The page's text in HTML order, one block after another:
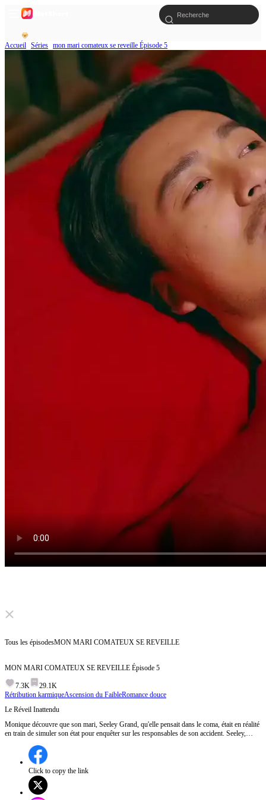
Accueil Séries mon mari comateux se reveille Épisode 5
Click to unmute
D'autant plus qu'il est
Tous les épisodesMON MARI COMATEUX SE REVEILLE
MON MARI COMATEUX SE REVEILLE Épisode 5
7.3K
29.1K
Rétribution karmiqueAscension du FaibleRomance douce
Le Réveil Inattendu
Monique découvre que son mari, Seeley Grand, qu'elle pensait dans le coma, était en réalité
en train de simuler son état pour enquêter sur les responsables de son accident. Seeley,
intentions de sa famille émergent.Quelles sont les véritables intentions de la famille de
Seeley envers Monique ?
Click to copy the link